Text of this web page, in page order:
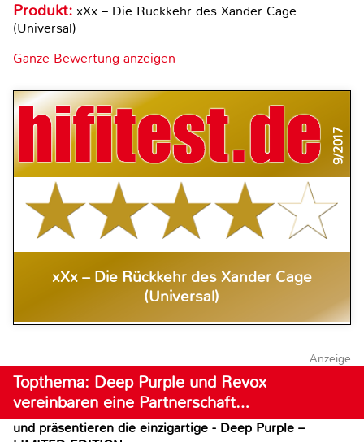
Produkt: xXx – Die Rückkehr des Xander Cage
(Universal)
Ganze Bewertung anzeigen
9/2017
xXx – Die Rückkehr des Xander Cage
(Universal)
Anzeige
Topthema: Deep Purple und Revox
vereinbaren eine Partnerschaft…
und präsentieren die einzigartige - Deep Purple –